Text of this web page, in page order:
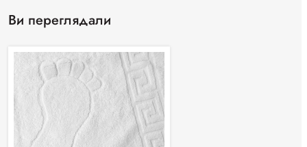
Ви переглядали